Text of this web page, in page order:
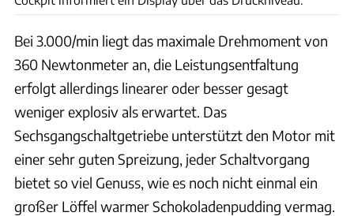
Bei 3.000/min liegt das maximale Drehmoment von
360 Newtonmeter an, die Leistungsentfaltung
erfolgt allerdings linearer oder besser gesagt
weniger explosiv als erwartet. Das
Sechsgangschaltgetriebe unterstützt den Motor mit
einer sehr guten Spreizung, jeder Schaltvorgang
bietet so viel Genuss, wie es noch nicht einmal ein
großer Löffel warmer Schokoladenpudding vermag.